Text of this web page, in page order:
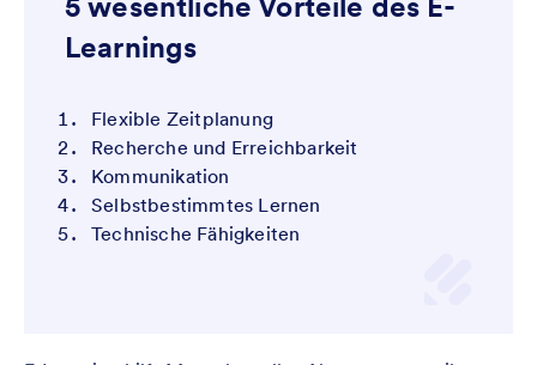
Learnings
Flexible Zeitplanung
Recherche und Erreichbarkeit
Kommunikation
Selbstbestimmtes Lernen
Technische Fähigkeiten